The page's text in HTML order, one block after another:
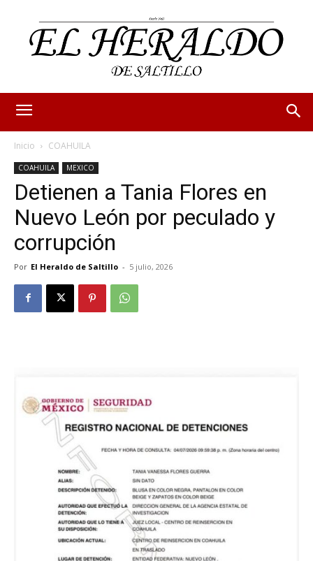
Inicio COAHUILA
COAHUILA MEXICO
Detienen a Tania Flores en
Nuevo León por peculado y
corrupción
Por El Heraldo de Saltillo - 5 julio, 2026